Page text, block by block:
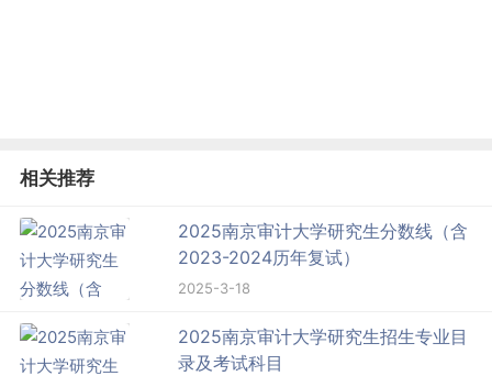
相关推荐
2025南京审计大学研究生分数线（含
2023-2024历年复试）
2025-3-18
2025南京审计大学研究生招生专业目
录及考试科目